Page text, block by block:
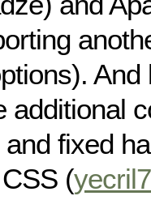
additional
and fixed
(